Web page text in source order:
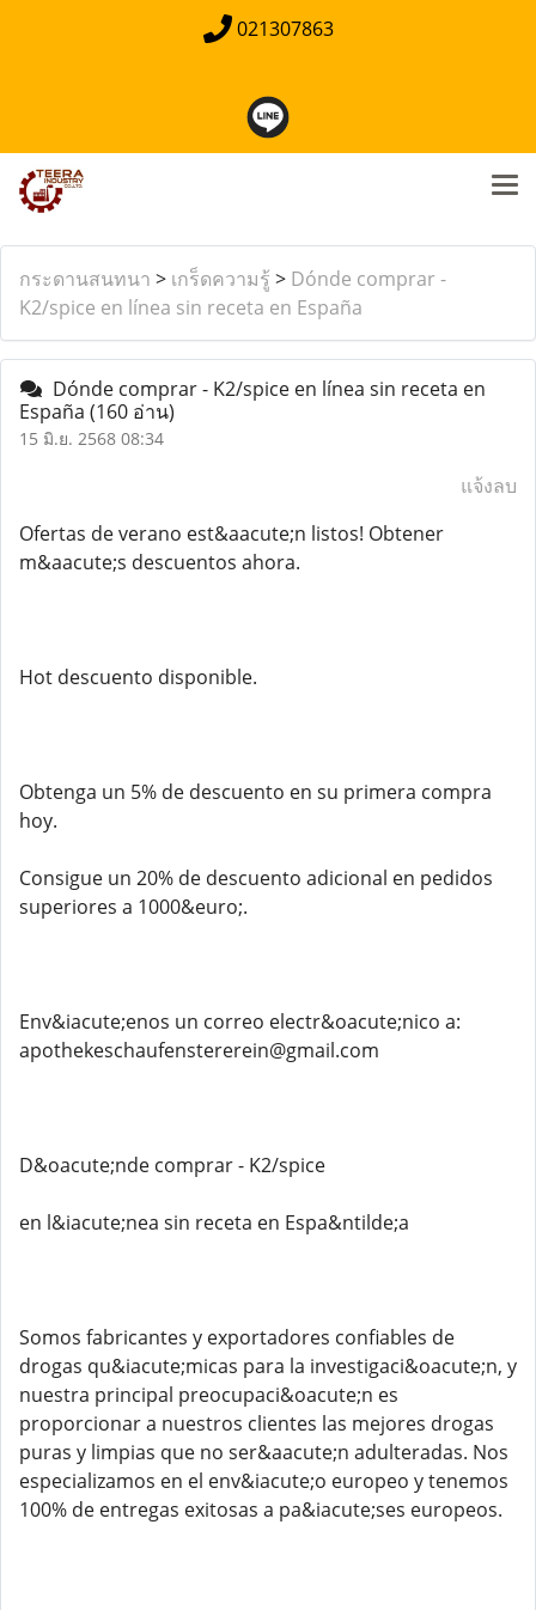
021307863
กระดานสนทนา > เกร็ดความรู้ > Dónde comprar -
K2/spice en línea sin receta en España
Dónde comprar - K2/spice en línea sin receta en
España (160 อ่าน)
15 มิ.ย. 2568 08:34
แจ้งลบ
Ofertas de verano est&aacute;n listos! Obtener
m&aacute;s descuentos ahora.
Hot descuento disponible.
Obtenga un 5% de descuento en su primera compra
hoy.
Consigue un 20% de descuento adicional en pedidos
superiores a 1000&euro;.
Env&iacute;enos un correo electr&oacute;nico a:
apothekeschaufenstererein@gmail.com
D&oacute;nde comprar - K2/spice
en l&iacute;nea sin receta en Espa&ntilde;a
Somos fabricantes y exportadores confiables de
drogas qu&iacute;micas para la investigaci&oacute;n, y
nuestra principal preocupaci&oacute;n es
proporcionar a nuestros clientes las mejores drogas
puras y limpias que no ser&aacute;n adulteradas. Nos
especializamos en el env&iacute;o europeo y tenemos
100% de entregas exitosas a pa&iacute;ses europeos.